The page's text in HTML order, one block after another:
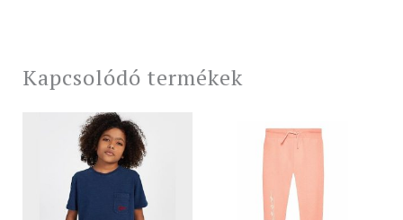
Kapcsolódó termékek